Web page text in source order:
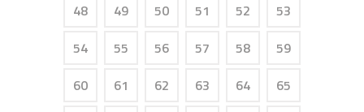
48
49 50 51 52
53
54
55 56 57 58
59
60
61 62 63 64
65